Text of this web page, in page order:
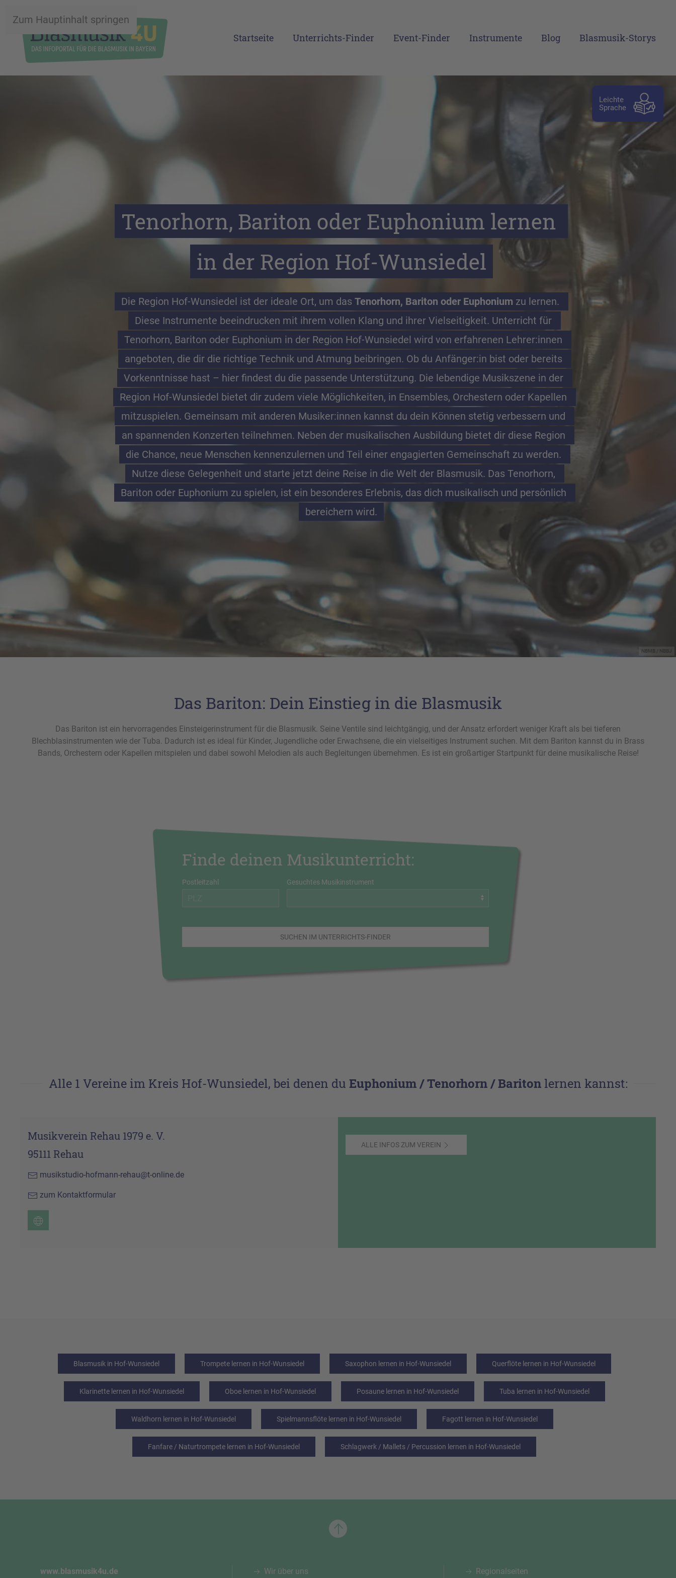
Zum Hauptinhalt springen
Leichte
Sprache
Startseite Unterrichts-Finder Event-Finder Instrumente Blog Blasmusik-Storys
NBMB / NBBJ
Tenorhorn, Bariton oder Euphonium lernen
in der Region Hof-Wunsiedel
Die Region Hof-Wunsiedel ist der ideale Ort, um das Tenorhorn, Bariton oder Euphonium zu lernen.
Diese Instrumente beeindrucken mit ihrem vollen Klang und ihrer Vielseitigkeit. Unterricht für
Tenorhorn, Bariton oder Euphonium in der Region Hof-Wunsiedel wird von erfahrenen Lehrer:innen
angeboten, die dir die richtige Technik und Atmung beibringen. Ob du Anfänger:in bist oder bereits
Vorkenntnisse hast – hier findest du die passende Unterstützung. Die lebendige Musikszene in der
Region Hof-Wunsiedel bietet dir zudem viele Möglichkeiten, in Ensembles, Orchestern oder Kapellen
mitzuspielen. Gemeinsam mit anderen Musiker:innen kannst du dein Können stetig verbessern und
an spannenden Konzerten teilnehmen. Neben der musikalischen Ausbildung bietet dir diese Region
die Chance, neue Menschen kennenzulernen und Teil einer engagierten Gemeinschaft zu werden.
Nutze diese Gelegenheit und starte jetzt deine Reise in die Welt der Blasmusik. Das Tenorhorn,
Bariton oder Euphonium zu spielen, ist ein besonderes Erlebnis, das dich musikalisch und persönlich
bereichern wird.
Das Bariton: Dein Einstieg in die Blasmusik
Das Bariton ist ein hervorragendes Einsteigerinstrument für die Blasmusik. Seine Ventile sind leichtgängig, und der Ansatz erfordert weniger Kraft als bei tieferen
Blechblasinstrumenten wie der Tuba. Dadurch ist es ideal für Kinder, Jugendliche oder Erwachsene, die ein vielseitiges Instrument suchen. Mit dem Bariton kannst du in Brass
Bands, Orchestern oder Kapellen mitspielen und dabei sowohl Melodien als auch Begleitungen übernehmen. Es ist ein großartiger Startpunkt für deine musikalische Reise!
Finde deinen Musikunterricht:
Postleitzahl Gesuchtes Musikinstrument
SUCHEN IM UNTERRICHTS-FINDER
Alle 1 Vereine im Kreis Hof-Wunsiedel, bei denen du Euphonium / Tenorhorn / Baritonlernen kannst:
Musikverein Rehau 1979 e. V.
95111 Rehau
musikstudio-hofmann-rehau@t-online.de
zum Kontaktformular
ALLE INFOS ZUM VEREIN
Blasmusik in Hof-Wunsiedel Trompete lernen in Hof-Wunsiedel Saxophon lernen in Hof-Wunsiedel Querflöte lernen in Hof-Wunsiedel
Klarinette lernen in Hof-Wunsiedel Oboe lernen in Hof-Wunsiedel Posaune lernen in Hof-Wunsiedel Tuba lernen in Hof-Wunsiedel
Waldhorn lernen in Hof-Wunsiedel Spielmannsflöte lernen in Hof-Wunsiedel Fagott lernen in Hof-Wunsiedel
Fanfare / Naturtrompete lernen in Hof-Wunsiedel Schlagwerk / Mallets / Percussion lernen in Hof-Wunsiedel
www.blasmusik4u.de Wir über uns Regionalseiten